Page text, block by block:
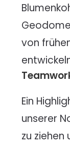
von
Ein
unserer
zu